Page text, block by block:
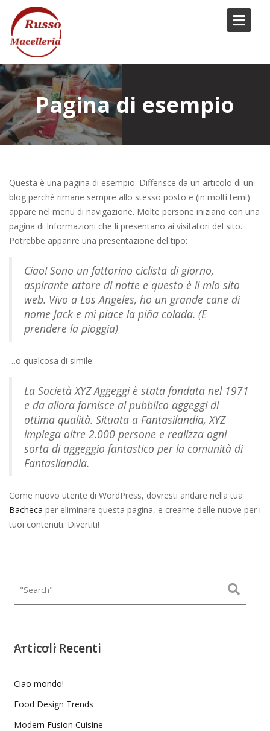
content
Pagina di esempio
Questa è una pagina di esempio. Differisce da un articolo di un
blog perché rimane sempre allo stesso posto e (in molti temi)
appare nel menu di navigazione. Molte persone iniziano con una
pagina di Informazioni che li presentano ai visitatori del sito.
Potrebbe apparire una presentazione del tipo:
Ciao! Sono un fattorino ciclista di giorno,
aspirante attore di notte e questo è il mio sito
web. Vivo a Los Angeles, ho un grande cane di
nome Jack e mi piace la piña colada. (E
prendere la pioggia)
…o qualcosa di simile:
La Società XYZ Aggeggi è stata fondata nel 1971
e da allora fornisce al pubblico aggeggi di
ottima qualità. Situata a Fantasilandia, XYZ
impiega oltre 2.000 persone e realizza ogni
sorta di aggeggio fantastico per la comunità di
Fantasilandia.
Come nuovo utente di WordPress, dovresti andare nella tua
Bacheca per eliminare questa pagina, e crearne delle nuove per i
tuoi contenuti. Divertiti!
Articoli Recenti
Ciao mondo!
Food Design Trends
Modern Fusion Cuisine